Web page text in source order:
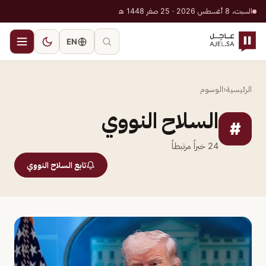
السبت، 8 أغسطس 2026 · 25 صفر 1448 هـ
EN
الرئيسية‹الوسوم
# السلاح النووي
24 خبراً مرتبطاً
تابع السلاح النووي